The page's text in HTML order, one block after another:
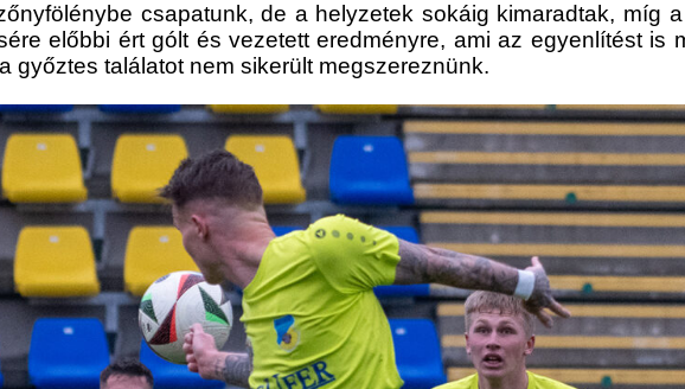
csapatunk, de a helyzetek sokáig kimaradtak, míg
előbbi ért gólt és vezetett eredményre, ami az egyenlítést is
győztes találatot nem sikerült megszereznünk.